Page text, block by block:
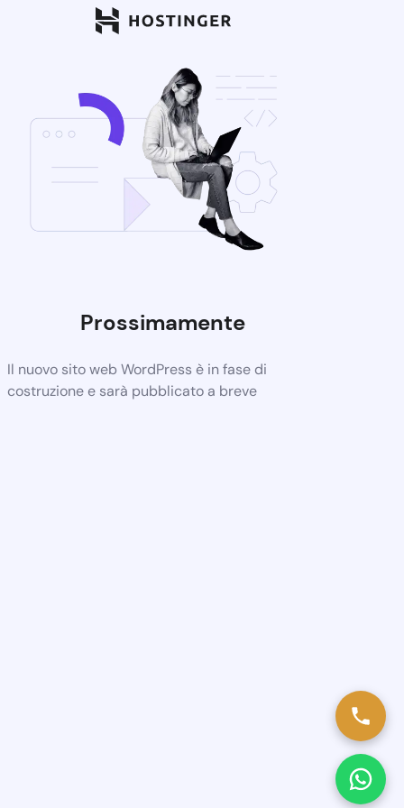
Prossimamente
Il nuovo sito web WordPress è in fase di
costruzione e sarà pubblicato a breve